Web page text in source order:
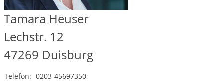
Tamara Heuser
Lechstr. 12
47269 Duisburg
Telefon: 0203-45697350